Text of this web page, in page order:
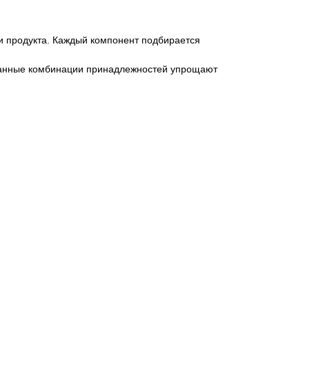
Каждый компонент подбирается
комбинации принадлежностей упрощают